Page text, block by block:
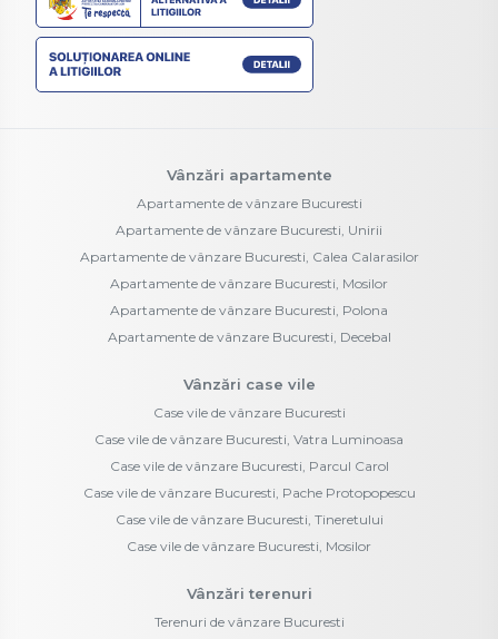
Vânzări apartamente
Apartamente de vânzare Bucuresti
Apartamente de vânzare Bucuresti, Unirii
Apartamente de vânzare Bucuresti, Calea Calarasilor
Apartamente de vânzare Bucuresti, Mosilor
Apartamente de vânzare Bucuresti, Polona
Apartamente de vânzare Bucuresti, Decebal
Vânzări case vile
Case vile de vânzare Bucuresti
Case vile de vânzare Bucuresti, Vatra Luminoasa
Case vile de vânzare Bucuresti, Parcul Carol
Case vile de vânzare Bucuresti, Pache Protopopescu
Case vile de vânzare Bucuresti, Tineretului
Case vile de vânzare Bucuresti, Mosilor
Vânzări terenuri
Terenuri de vânzare Bucuresti